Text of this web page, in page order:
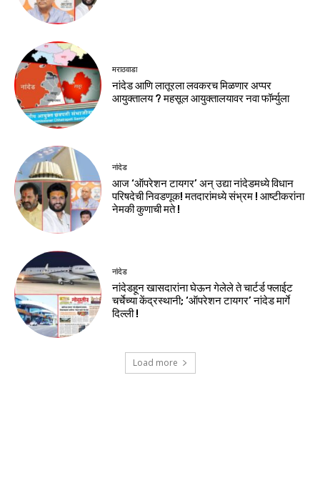
मराठवाडा
नांदेड आणि लातूरला लवकरच मिळणार अप्पर
आयुक्तालय ? महसूल आयुक्तालयावर नवा फॉर्म्युला
नांदेड
आज ‘ऑपरेशन टायगर’ अन् उद्या नांदेडमध्ये विधान
परिषदेची निवडणूक! मतदारांमध्ये संभ्रम ! आष्टीकरांना
नेमकी कुणाची मते !
नांदेड
नांदेडहून खासदारांना घेऊन गेलेले ते चार्टर्ड फ्लाईट
चर्चेच्या केंद्रस्थानी; ‘ऑपरेशन टायगर’ नांदेड मार्गे
दिल्ली !
Load more